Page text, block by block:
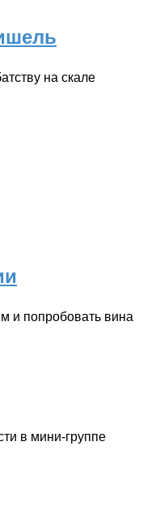
на скале
и попробовать вина
в мини-группе